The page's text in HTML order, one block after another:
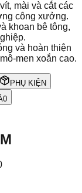
mài và cắt các
công xưởng.
khoan bê tông,
và hoàn thiện
men xoắn cao.
PHỤ KIỆN
0